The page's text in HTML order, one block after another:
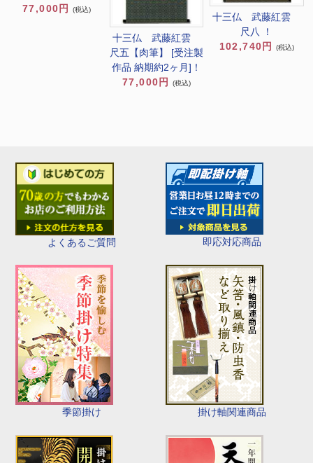
よくあるご質問 即応対応商品
季節掛け 掛け軸関連商品
77,000円
(税込)
十三仏 武藤紅雲
尺五【肉筆】 [受注製
作品 納期約2ヶ月]！
77,000円
(税込)
十三仏 武藤紅雲
尺八 ！
102,740円
(税込)